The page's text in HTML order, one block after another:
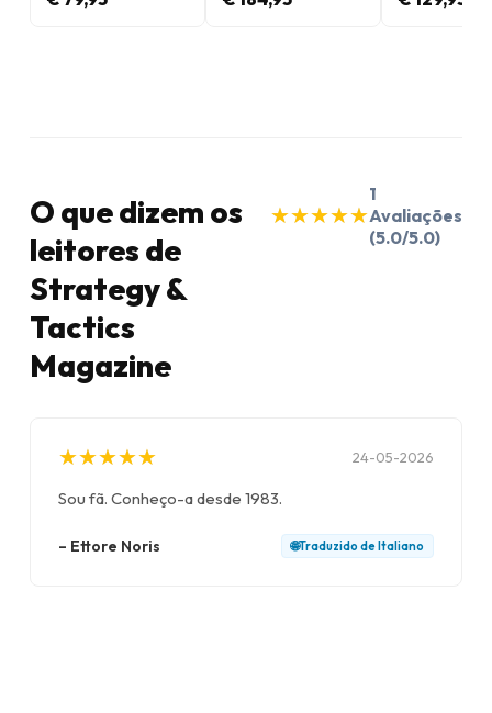
O que dizem os
leitores de
Strategy &
Tactics
Magazine
★
★★
★★
★★
★★
★
1
Avaliações
(5.0/5.0)
★
★★
★★
★★
★★
★ 24-05-2026
Sou fã. Conheço-a desde 1983.
– Ettore Noris 🌐Traduzido de Italiano